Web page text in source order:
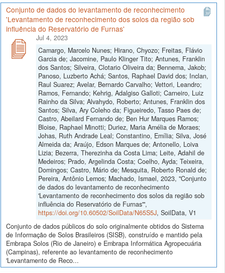
Conjunto de dados do levantamento de reconhecimento
'Levantamento de reconhecimento dos solos da região sob
influência do Reservatório de Furnas'
Jul 4, 2023
Camargo, Marcelo Nunes; Hirano, Chyozo; Freitas, Flávio
Garcia de; Jacomine, Paulo Klinger Tito; Antunes, Franklin
dos Santos; Silveira, Clotario Oliveira da; Bennema, Jakob;
Panoso, Luzberto Achá; Santos, Raphael David dos; Inclan,
Raul Suarez; Avelar, Bernardo Carvalho; Vettori, Leandro;
Ramos, Fernando; Kehrig, Adalgiso Galloti; Carneiro, Luiz
Rainho da Silva; Alvahydo, Roberto; Antunes, Franklin dos
Santos; Silva, Ary Coleho da; Figueiredo, Tasso Paes de;
Castro, Abeilard Fernando de; Ben Hur Marques Ramos;
Bloise, Raphael Minotti; Duriez, Maria Amélia de Moraes;
Johas, Ruth Andrade Leal; Constantino, Emília; Silva, José
Almeida da; Araújo, Edson Marques de; Antonello, Loiva
Lizia; Bezerra, Therezinha da Costa Lima; Leite, Adahil de
Medeiros; Prado, Argelinda Costa; Coelho, Ayda; Teixeira,
Domingos; Castro, Mário de; Mesquita, Roberto Ronald de;
Pereira, Antônio Lemos; Machado, Ismael, 2023, "Conjunto
de dados do levantamento de reconhecimento
'Levantamento de reconhecimento dos solos da região sob
influência do Reservatório de Furnas'",
https://doi.org/10.60502/SoilData/N65S5J, SoilData, V1
Conjunto de dados públicos do solo originalmente obtidos do Sistema
de Informação de Solos Brasileiros (SISB), construído e mantido pela
Embrapa Solos (Rio de Janeiro) e Embrapa Informática Agropecuária
(Campinas), referente ao levantamento de reconhecimento
'Levantamento de Reco...